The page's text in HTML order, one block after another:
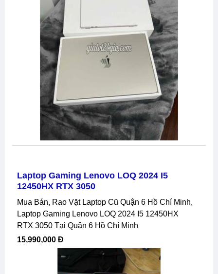
Laptop Gaming Lenovo LOQ 2024 I5
12450HX RTX 3050
Mua Bán, Rao Vặt Laptop Cũ Quận 6 Hồ Chí Minh,
Laptop Gaming Lenovo LOQ 2024 I5 12450HX
RTX 3050 Tại Quận 6 Hồ Chí Minh
15,990,000 Đ